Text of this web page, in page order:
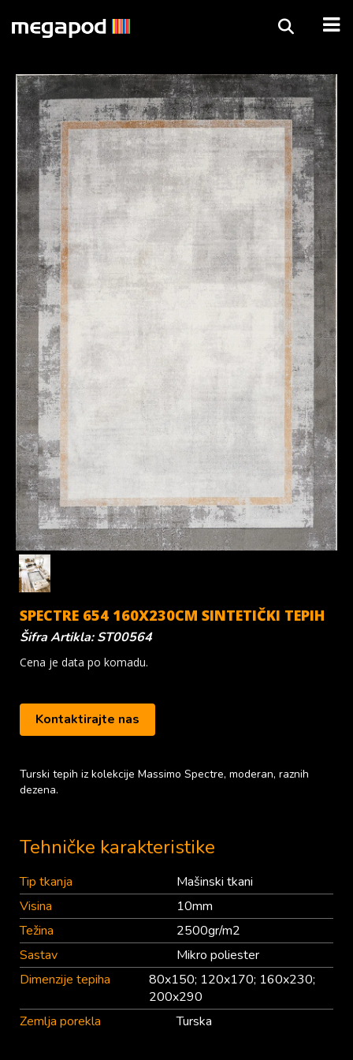
SPECTRE 654 160X230CM SINTETIČKI TEPIH
Šifra Artikla: ST00564
Cena je data po komadu.
Kontaktirajte nas
Turski tepih iz kolekcije Massimo Spectre, moderan, raznih
dezena.
Tehničke karakteristike
Tip tkanja
Mašinski tkani
Visina
10mm
Težina
2500gr/m2
Sastav
Mikro poliester
Dimenzije tepiha
80x150; 120x170; 160x230;
200x290
Zemlja porekla
Turska